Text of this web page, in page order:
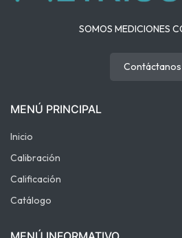
SOMOS MEDICIONES
Contáctanos
MENÚ PRINCIPAL
Inicio
Calibración
Calificación
Catálogo